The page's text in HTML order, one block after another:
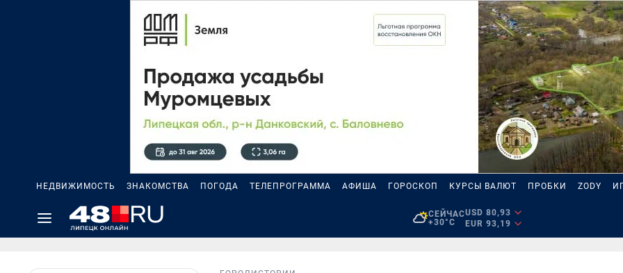
НЕДВИЖИМОСТЬ ЗНАКОМСТВА ПОГОДА ТЕЛЕПРОГРАММА АФИША ГОРОСКОП КУРСЫ ВАЛЮТ ПРОБКИ ZODY
СЕЙЧАС
+30°C
USD 80,93
EUR 93,19